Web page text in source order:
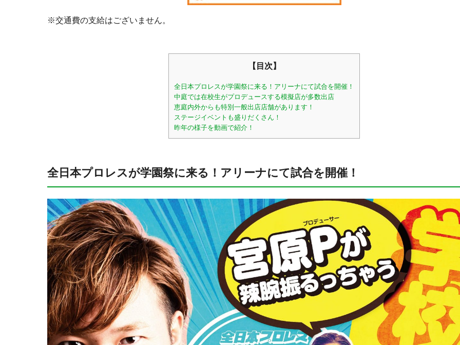
※交通費の支給はございません。
【目次】
全日本プロレスが学園祭に来る！アリーナにて試合を開催！
中庭では在校生がプロデュースする模擬店が多数出店
恵庭内外からも特別一般出店店舗があります！
ステージイベントも盛りだくさん！
昨年の様子を動画で紹介！
全日本プロレスが学園祭に来る！アリーナにて試合を開催！